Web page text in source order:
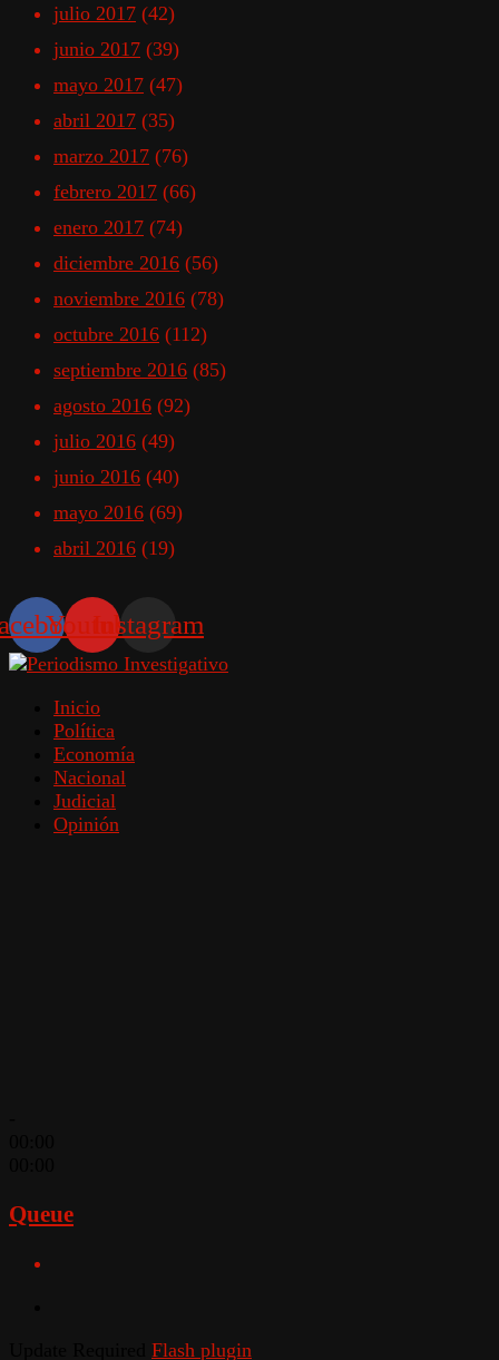
julio 2017 (42)
junio 2017 (39)
mayo 2017 (47)
abril 2017 (35)
marzo 2017 (76)
febrero 2017 (66)
enero 2017 (74)
diciembre 2016 (56)
noviembre 2016 (78)
octubre 2016 (112)
septiembre 2016 (85)
agosto 2016 (92)
julio 2016 (49)
junio 2016 (40)
mayo 2016 (69)
abril 2016 (19)
YoutubeInstagram
Inicio
Política
Economía
Nacional
Judicial
Opinión
Queue
Flash plugin